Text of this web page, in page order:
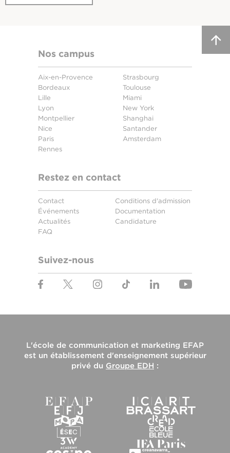
Nos campus
Aix-en-Provence
Bordeaux
Lille
Lyon
Montpellier
Nice
Paris
Rennes
Strasbourg
Toulouse
Miami
New York
Shanghai
Santander
Amsterdam
Restez en contact
Contact
Événements
Actualités
FAQ
Conditions d'admission
Documentation
Candidature
Suivez-nous
L'école de communication et marketing EFAP
est un établissement d'enseignement supérieur
privé du Groupe EDH :